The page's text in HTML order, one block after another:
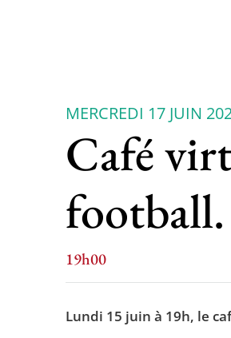
MERCREDI 17 JUIN
Café
football.
19h00
Lundi 15 juin à 19h, le